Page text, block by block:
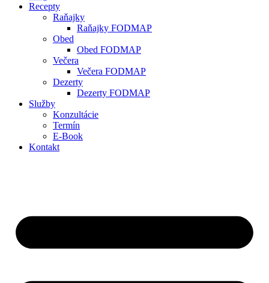
Recepty
Raňajky
Raňajky FODMAP
Obed
Obed FODMAP
Večera
Večera FODMAP
Dezerty
Dezerty FODMAP
Služby
Konzultácie
Termín
E-Book
Kontakt